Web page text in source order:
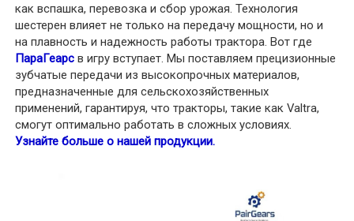
как вспашка, перевозка и сбор урожая. Технология
шестерен влияет не только на передачу мощности, но и
на плавность и надежность работы трактора. Вот где
ПараГеарс в игру вступает. Мы поставляем прецизионные
зубчатые передачи из высокопрочных материалов,
предназначенные для сельскохозяйственных
применений, гарантируя, что тракторы, такие как Valtra,
смогут оптимально работать в сложных условиях.
Узнайте больше о нашей продукции.